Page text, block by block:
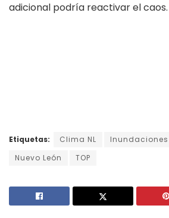
adicional podría reactivar el caos.
Etiquetas: Clima NL Inundaciones
Nuevo León
TOP